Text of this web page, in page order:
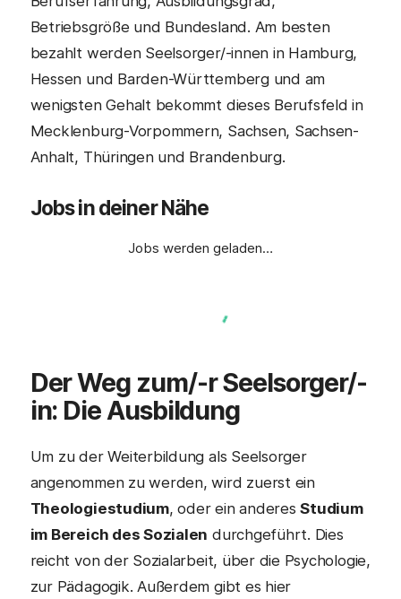
Betriebsgröße und Bundesland. Am besten
bezahlt werden Seelsorger/-innen in Hamburg,
Hessen und Barden-Württemberg und am
wenigsten Gehalt bekommt dieses Berufsfeld in
Mecklenburg-Vorpommern, Sachsen, Sachsen-
Anhalt, Thüringen und Brandenburg.
Jobs in deiner Nähe
Jobs werden geladen…
Der Weg zum/-rSeelsorger/-
in: Die Ausbildung
Um zu der Weiterbildung als Seelsorger
angenommen zu werden, wird zuerst ein
Theologiestudium, oder ein anderesStudium
im Bereich des Sozialen durchgeführt. Dies
reicht von der Sozialarbeit, über die Psychologie,
zur Pädagogik. Außerdem gibt es hier